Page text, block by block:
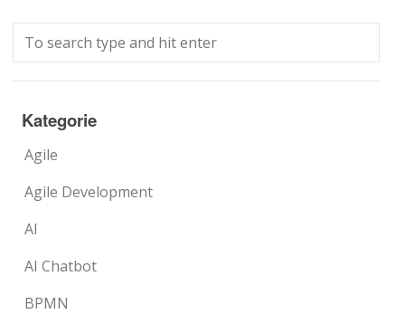
Kategorie
Agile
Agile Development
AI
AI Chatbot
BPMN